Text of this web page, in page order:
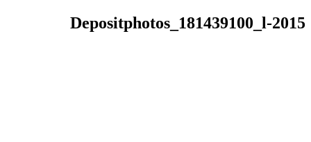
Depositphotos_181439100_l-2015